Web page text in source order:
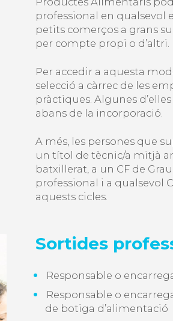
professional en qualsevol
petits comerços a grans
per compte propi o d’altri.
Per accedir a aquesta
selecció a càrrec de les
pràctiques. Algunes
abans de la incorporació.
A més, les persones que
un títol de tècnic/a mitjà
batxillerat, a un CF de
professional i a qualsevol
aquests cicles.
Sortides
Responsable o
Responsable o
de botiga d’alimentació